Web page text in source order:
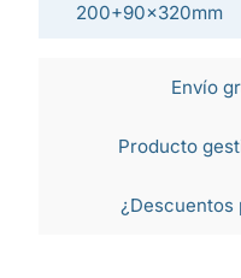
200+90x320mm
Envío
Producto
¿Descuentos